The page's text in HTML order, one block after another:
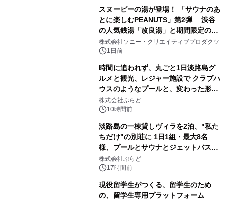
スヌーピーの湯が登場！ 「サウナのあ
とに楽しむPEANUTS」第2弾 渋谷
の人気銭湯「改良湯」と期間限定のコ
ラボレーション サウナイキタイコラ
ボグッズも発売決定！
株式会社ソニー・クリエイティブプロダクツ
1日前
時間に追われず、丸ごと1日淡路島グ
ルメと観光、レジャー施設で クラブハ
ウスのようなプールと、変わった形の
サウナも 「THE BOXY AWAJI」のお
得な素泊まり連泊プランで
株式会社ぷらど
10時間前
淡路島の一棟貸しヴィラを2泊、"私た
ちだけ"の別荘に 1日1組・最大8名
様、プールとサウナとジェットバス付
きで Villa Mon Temps AWAJIの連泊
素泊りプラン
株式会社ぷらど
17時間前
現役留学生がつくる、留学生のため
の、留学生専用プラットフォーム